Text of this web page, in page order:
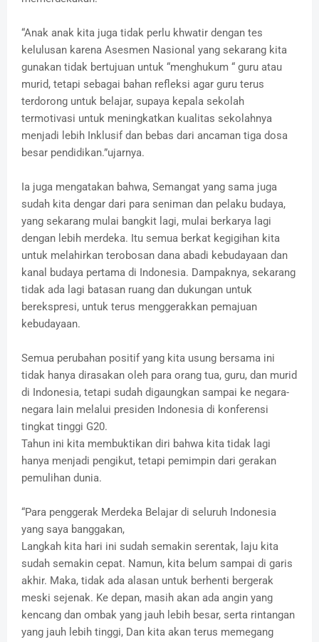
“Anak anak kita juga tidak perlu khwatir dengan tes
kelulusan karena Asesmen Nasional yang sekarang kita
gunakan tidak bertujuan untuk “menghukum “ guru atau
murid, tetapi sebagai bahan refleksi agar guru terus
terdorong untuk belajar, supaya kepala sekolah
termotivasi untuk meningkatkan kualitas sekolahnya
menjadi lebih Inklusif dan bebas dari ancaman tiga dosa
besar pendidikan.”ujarnya.
Ia juga mengatakan bahwa, Semangat yang sama juga
sudah kita dengar dari para seniman dan pelaku budaya,
yang sekarang mulai bangkit lagi, mulai berkarya lagi
dengan lebih merdeka. Itu semua berkat kegigihan kita
untuk melahirkan terobosan dana abadi kebudayaan dan
kanal budaya pertama di Indonesia. Dampaknya, sekarang
tidak ada lagi batasan ruang dan dukungan untuk
berekspresi, untuk terus menggerakkan pemajuan
kebudayaan.
Semua perubahan positif yang kita usung bersama ini
tidak hanya dirasakan oleh para orang tua, guru, dan murid
di Indonesia, tetapi sudah digaungkan sampai ke negara-
negara lain melalui presiden Indonesia di konferensi
tingkat tinggi G20.
Tahun ini kita membuktikan diri bahwa kita tidak lagi
hanya menjadi pengikut, tetapi pemimpin dari gerakan
pemulihan dunia.
“Para penggerak Merdeka Belajar di seluruh Indonesia
yang saya banggakan,
Langkah kita hari ini sudah semakin serentak, laju kita
sudah semakin cepat. Namun, kita belum sampai di garis
akhir. Maka, tidak ada alasan untuk berhenti bergerak
meski sejenak. Ke depan, masih akan ada angin yang
kencang dan ombak yang jauh lebih besar, serta rintangan
yang jauh lebih tinggi, Dan kita akan terus memegang